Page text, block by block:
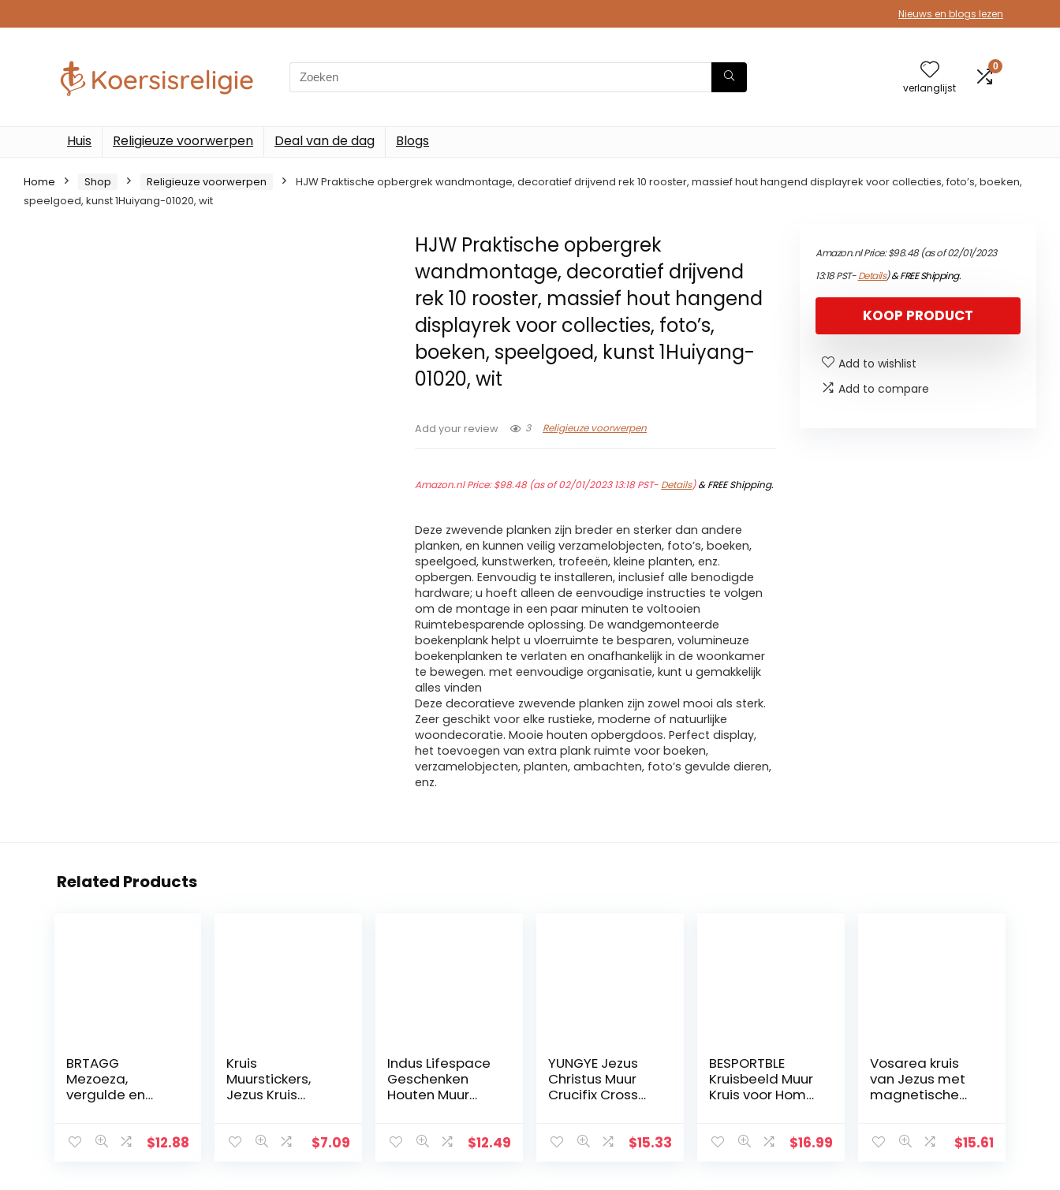
Nieuws en blogs lezen
Search
for:
verlanglijst
0
Huis Religieuze voorwerpen Deal van de dag Blogs
Home Shop Religieuze voorwerpen
HJW Praktische opbergrek wandmontage, decoratief drijvend rek 10 rooster, massief hout hangend displayrek voor collecties, foto’s, boeken,
speelgoed, kunst 1Huiyang-01020, wit
HJW Praktische opbergrek
wandmontage, decoratief drijvend
rek 10 rooster, massief hout hangend
displayrek voor collecties, foto’s,
boeken, speelgoed, kunst 1Huiyang-
01020, wit
Add your review 3 Religieuze voorwerpen
Amazon.nl Price:$98.48(as of 02/01/2023 13:18 PST- Details)&FREE Shipping.
Deze zwevende planken zijn breder en sterker dan andere
planken, en kunnen veilig verzamelobjecten, foto’s, boeken,
speelgoed, kunstwerken, trofeeën, kleine planten, enz.
opbergen. Eenvoudig te installeren, inclusief alle benodigde
hardware; u hoeft alleen de eenvoudige instructies te volgen
om de montage in een paar minuten te voltooien
Ruimtebesparende oplossing. De wandgemonteerde
boekenplank helpt u vloerruimte te besparen, volumineuze
boekenplanken te verlaten en onafhankelijk in de woonkamer
te bewegen. met eenvoudige organisatie, kunt u gemakkelijk
alles vinden
Deze decoratieve zwevende planken zijn zowel mooi als sterk.
Zeer geschikt voor elke rustieke, moderne of natuurlijke
woondecoratie. Mooie houten opbergdoos. Perfect display,
het toevoegen van extra plank ruimte voor boeken,
verzamelobjecten, planten, ambachten, foto’s gevulde dieren,
enz.
Amazon.nl Price:$98.48(as of 02/01/2023
13:18 PST-Details)&FREE Shipping.
KOOP PRODUCT
Add to wishlist
Add to compare
Related Products
BRTAGG
Mezoeza,
vergulde en
$12.88
Kruis
Muurstickers,
Jezus Kruis
Leben Von
$7.09
Indus Lifespace
Geschenken
Houten Muur
Opknoping met
$12.49
YUNGYE Jezus
Christus Muur
Crucifix Cross
Decor Jezus $15.33
BESPORTBLE
Kruisbeeld Muur
Kruis voor Home
Kruisbeeld
$16.99
Vosarea kruis
van Jezus met
magnetische
$15.61